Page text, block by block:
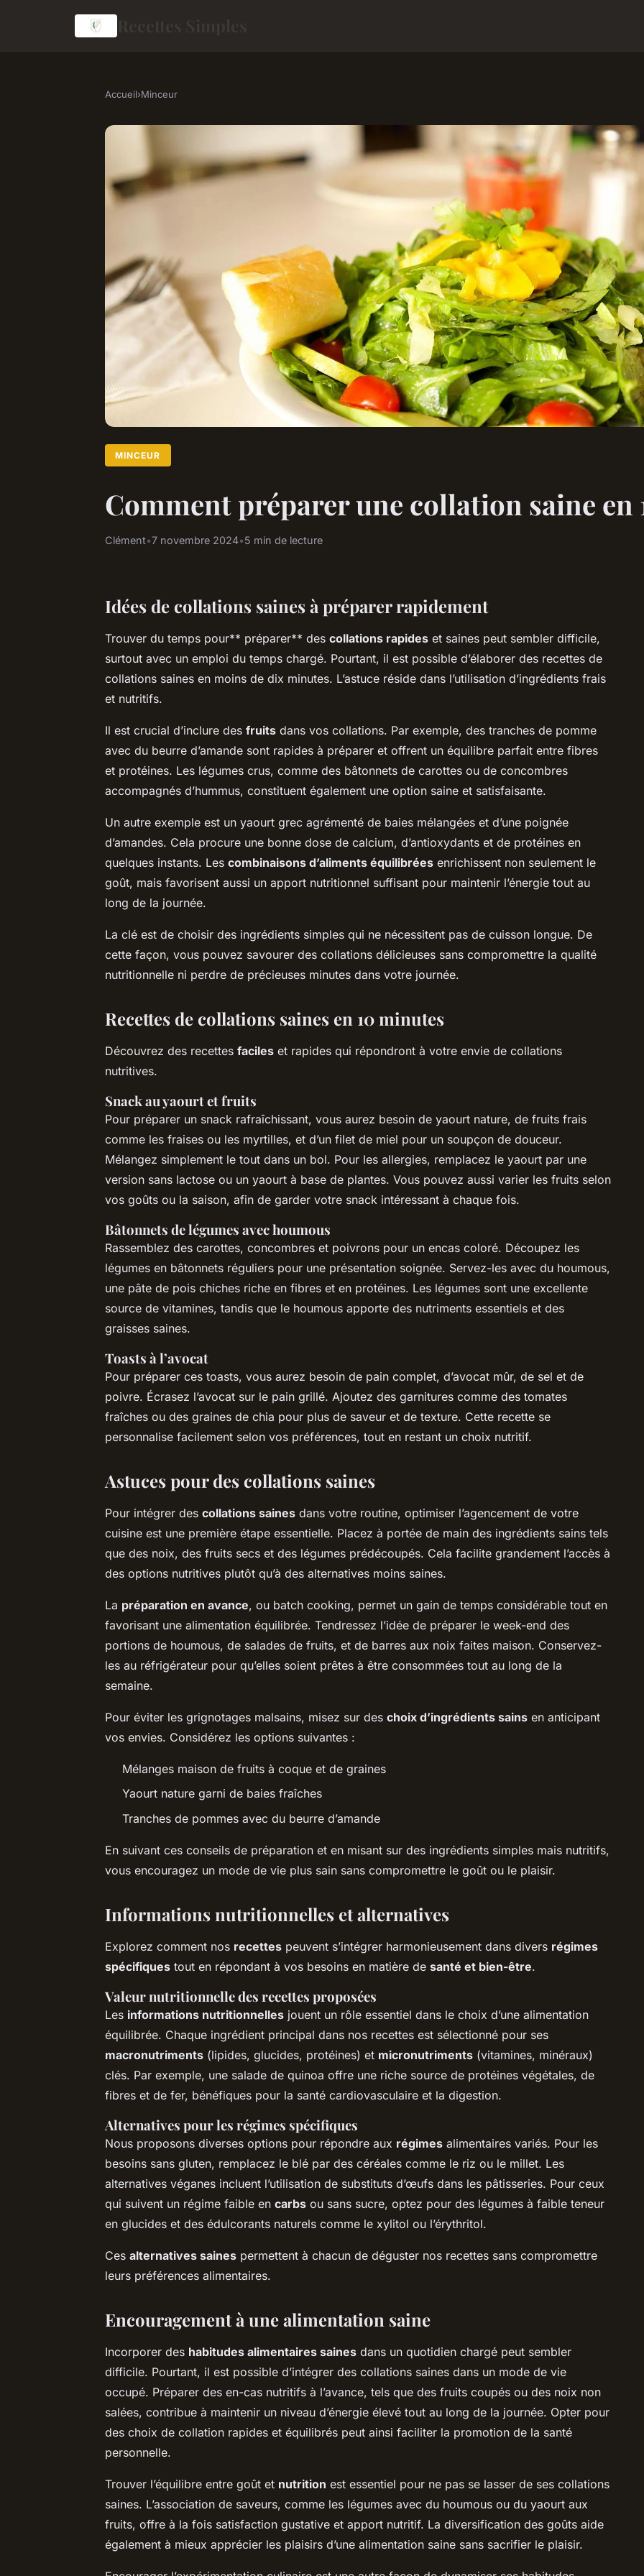
Accueil›Minceur
MINCEUR
Comment préparer une collation saine en
Clément•7 novembre 2024•5 min de lecture
Idées de collations saines à préparer rapidement
Trouver du temps pour** préparer** des collations rapides et saines peut sembler difficile,
surtout avec un emploi du temps chargé. Pourtant, il est possible d’élaborer des recettes de
collations saines en moins de dix minutes. L’astuce réside dans l’utilisation d’ingrédients frais
et nutritifs.
Il est crucial d’inclure des fruits dans vos collations. Par exemple, des tranches de pomme
avec du beurre d’amande sont rapides à préparer et offrent un équilibre parfait entre fibres
et protéines. Les légumes crus, comme des bâtonnets de carottes ou de concombres
accompagnés d’hummus, constituent également une option saine et satisfaisante.
Un autre exemple est un yaourt grec agrémenté de baies mélangées et d’une poignée
d’amandes. Cela procure une bonne dose de calcium, d’antioxydants et de protéines en
quelques instants. Les combinaisons d’aliments équilibrées enrichissent non seulement le
goût, mais favorisent aussi un apport nutritionnel suffisant pour maintenir l’énergie tout au
long de la journée.
La clé est de choisir des ingrédients simples qui ne nécessitent pas de cuisson longue. De
cette façon, vous pouvez savourer des collations délicieuses sans compromettre la qualité
nutritionnelle ni perdre de précieuses minutes dans votre journée.
Recettes de collations saines en 10 minutes
Découvrez des recettes faciles et rapides qui répondront à votre envie de collations
nutritives.
Snack au yaourt et fruits
Pour préparer un snack rafraîchissant, vous aurez besoin de yaourt nature, de fruits frais
comme les fraises ou les myrtilles, et d’un filet de miel pour un soupçon de douceur.
Mélangez simplement le tout dans un bol. Pour les allergies, remplacez le yaourt par une
version sans lactose ou un yaourt à base de plantes. Vous pouvez aussi varier les fruits selon
vos goûts ou la saison, afin de garder votre snack intéressant à chaque fois.
Bâtonnets de légumes avec houmous
Rassemblez des carottes, concombres et poivrons pour un encas coloré. Découpez les
légumes en bâtonnets réguliers pour une présentation soignée. Servez-les avec du houmous,
une pâte de pois chiches riche en fibres et en protéines. Les légumes sont une excellente
source de vitamines, tandis que le houmous apporte des nutriments essentiels et des
graisses saines.
Toasts à l’avocat
Pour préparer ces toasts, vous aurez besoin de pain complet, d’avocat mûr, de sel et de
poivre. Écrasez l’avocat sur le pain grillé. Ajoutez des garnitures comme des tomates
fraîches ou des graines de chia pour plus de saveur et de texture. Cette recette se
personnalise facilement selon vos préférences, tout en restant un choix nutritif.
Astuces pour des collations saines
Pour intégrer des collations saines dans votre routine, optimiser l’agencement de votre
cuisine est une première étape essentielle. Placez à portée de main des ingrédients sains tels
que des noix, des fruits secs et des légumes prédécoupés. Cela facilite grandement l’accès à
des options nutritives plutôt qu’à des alternatives moins saines.
La préparation en avance, ou batch cooking, permet un gain de temps considérable tout en
favorisant une alimentation équilibrée. Tendressez l’idée de préparer le week-end des
portions de houmous, de salades de fruits, et de barres aux noix faites maison. Conservez-
les au réfrigérateur pour qu’elles soient prêtes à être consommées tout au long de la
semaine.
Pour éviter les grignotages malsains, misez sur des choix d’ingrédients sains en anticipant
vos envies. Considérez les options suivantes :
Mélanges maison de fruits à coque et de graines
Yaourt nature garni de baies fraîches
Tranches de pommes avec du beurre d’amande
En suivant ces conseils de préparation et en misant sur des ingrédients simples mais nutritifs,
vous encouragez un mode de vie plus sain sans compromettre le goût ou le plaisir.
Informations nutritionnelles et alternatives
Explorez comment nos recettes peuvent s’intégrer harmonieusement dans divers régimes
spécifiques tout en répondant à vos besoins en matière de santé et bien-être.
Valeur nutritionnelle des recettes proposées
Les informations nutritionnelles jouent un rôle essentiel dans le choix d’une alimentation
équilibrée. Chaque ingrédient principal dans nos recettes est sélectionné pour ses
macronutriments (lipides, glucides, protéines) et micronutriments (vitamines, minéraux)
clés. Par exemple, une salade de quinoa offre une riche source de protéines végétales, de
fibres et de fer, bénéfiques pour la santé cardiovasculaire et la digestion.
Alternatives pour les régimes spécifiques
Nous proposons diverses options pour répondre aux régimes alimentaires variés. Pour les
besoins sans gluten, remplacez le blé par des céréales comme le riz ou le millet. Les
alternatives véganes incluent l’utilisation de substituts d’œufs dans les pâtisseries. Pour ceux
qui suivent un régime faible en carbs ou sans sucre, optez pour des légumes à faible teneur
en glucides et des édulcorants naturels comme le xylitol ou l’érythritol.
Ces alternatives saines permettent à chacun de déguster nos recettes sans compromettre
leurs préférences alimentaires.
Encouragement à une alimentation saine
Incorporer des habitudes alimentaires saines dans un quotidien chargé peut sembler
difficile. Pourtant, il est possible d’intégrer des collations saines dans un mode de vie
occupé. Préparer des en-cas nutritifs à l’avance, tels que des fruits coupés ou des noix non
salées, contribue à maintenir un niveau d’énergie élevé tout au long de la journée. Opter pour
des choix de collation rapides et équilibrés peut ainsi faciliter la promotion de la santé
personnelle.
Trouver l’équilibre entre goût et nutrition est essentiel pour ne pas se lasser de ses collations
saines. L’association de saveurs, comme les légumes avec du houmous ou du yaourt aux
fruits, offre à la fois satisfaction gustative et apport nutritif. La diversification des goûts aide
également à mieux apprécier les plaisirs d’une alimentation saine sans sacrifier le plaisir.